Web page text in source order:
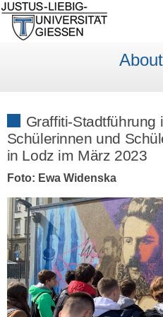
Graffiti-Stadtführung
Schülerinnen und
in Lodz im März 2023
Foto: Ewa Widenska